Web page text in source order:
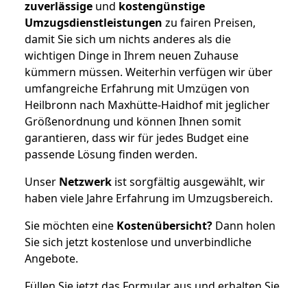
zuverlässige und kostengünstige
Umzugsdienstleistungen zu fairen Preisen,
damit Sie sich um nichts anderes als die
wichtigen Dinge in Ihrem neuen Zuhause
kümmern müssen. Weiterhin verfügen wir über
umfangreiche Erfahrung mit Umzügen von
Heilbronn nach Maxhütte-Haidhof mit jeglicher
Größenordnung und können Ihnen somit
garantieren, dass wir für jedes Budget eine
passende Lösung finden werden.
Unser Netzwerk ist sorgfältig ausgewählt, wir
haben viele Jahre Erfahrung im Umzugsbereich.
Sie möchten eine Kostenübersicht? Dann holen
Sie sich jetzt kostenlose und unverbindliche
Angebote.